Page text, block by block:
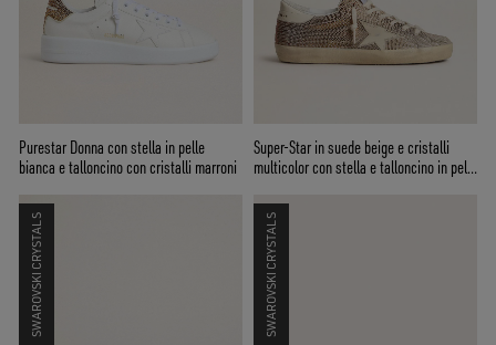
Purestar Donna con stella in pelle
bianca e talloncino con cristalli marroni
Super-Star in suede beige e cristalli
multicolor con stella e talloncino in pelle
SWAROVSKI CRYSTALS SWAROVSKI CRYSTALS